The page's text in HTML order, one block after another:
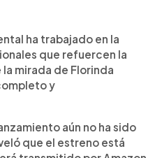
ha trabajado en la
que refuercen la
mirada de Florinda
y
aún no ha sido
que el estreno está